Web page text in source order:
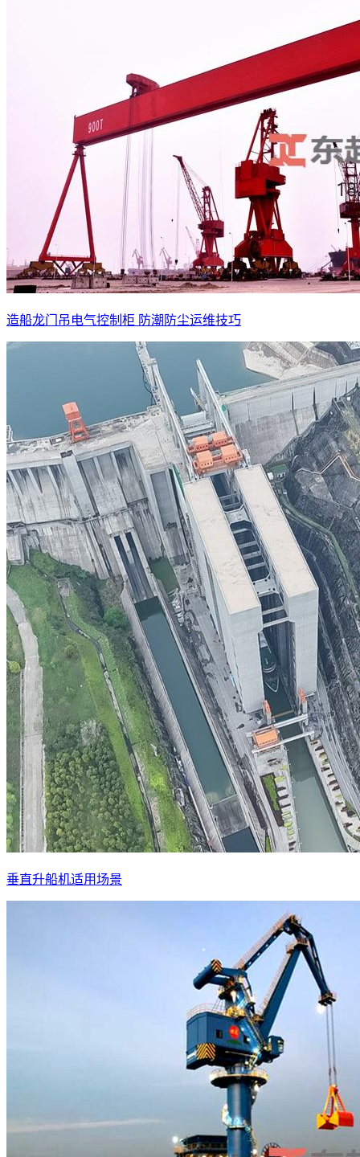
造船龙门吊电气控制柜 防潮防尘运维技巧
垂直升船机适用场景